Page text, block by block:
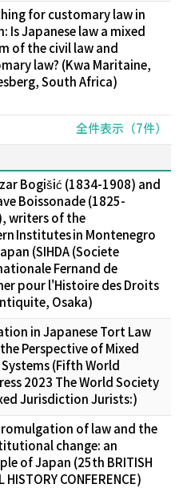
for customary law in
Is Japanese law a mixed
of the civil law and
law? (Kwa Maritaine,
South Africa)
全件表示（7件）
Bogišić (1834-1908) and
Boissonade (1825-
writers of the
Institutes in Montenegro
(SIHDA (Societe
Fernand de
pour l'Histoire des Droits
Osaka)
in Japanese Tort Law
Perspective of Mixed
Systems (Fifth World
2023 The World Society
Jurisdiction Jurists:)
of law and the
change: an
of Japan (25th BRITISH
HISTORY CONFERENCE)